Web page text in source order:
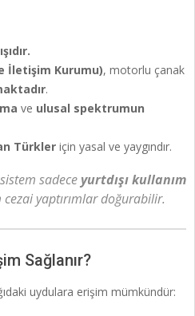
İletişim Kurumu), motorlu çanak
.
ve ulusal spektrumun
Türkler için yasal ve yaygındır.
sadece yurtdışı kullanım
cezai yaptırımlar doğurabilir.
Sağlanır?
uydulara erişim mümkündür: